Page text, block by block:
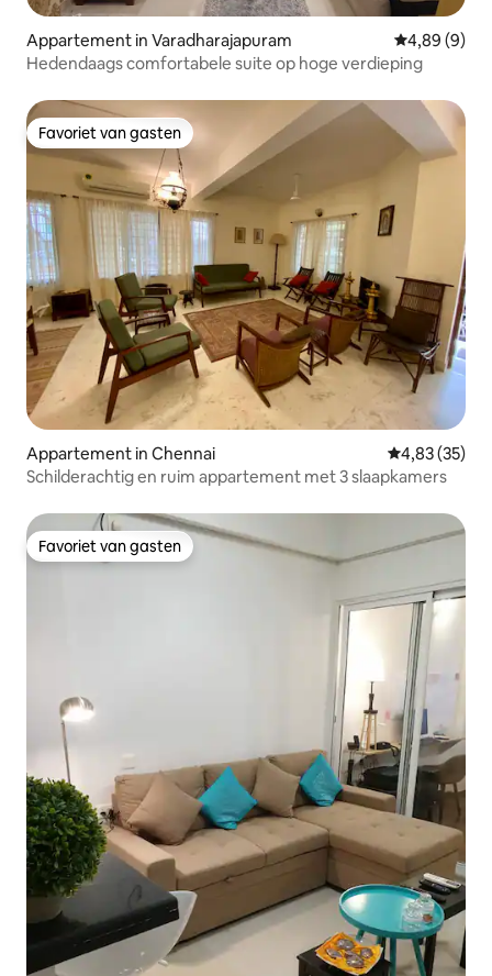
Appartement in Varadharajapuram Gemiddelde
4,89 (9)
Hedendaags comfortabele suite op hoge verdieping
Favoriet van gasten
Favoriet van gasten
Appartement in Chennai Gemiddelde
4,83 (35)
Schilderachtig en ruim appartement met 3 slaapkamers
Favoriet van gasten
Favoriet van gasten